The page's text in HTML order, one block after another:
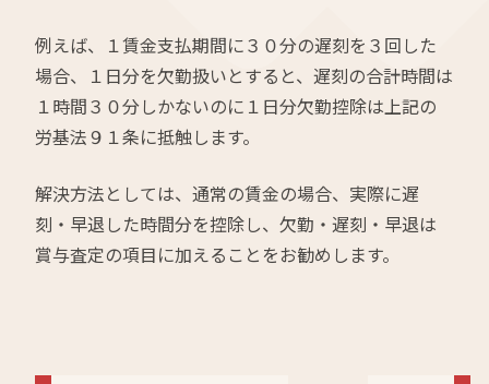
例えば、１賃金支払期間に３０分の遅刻を３回した
場合、１日分を欠勤扱いとすると、遅刻の合計時間は
１時間３０分しかないのに１日分欠勤控除は上記の
労基法９１条に抵触します。
解決方法としては、通常の賃金の場合、実際に遅
刻・早退した時間分を控除し、欠勤・遅刻・早退は
賞与査定の項目に加えることをお勧めします。